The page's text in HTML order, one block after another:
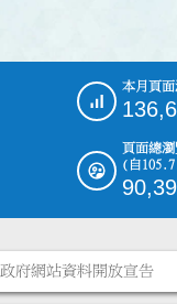
本月頁
頁面總
(自
政府網站資料開放宣告